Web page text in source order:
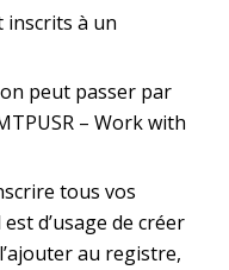
inscrits à un
peut passer par
– Work with
tous vos
d’usage de créer
au registre,